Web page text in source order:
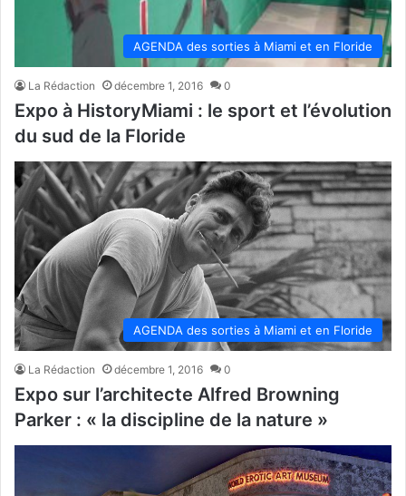
AGENDA des sorties à Miami et en Floride
La Rédaction décembre 1, 2016 0
Expo à HistoryMiami : le sport et l’évolution
du sud de la Floride
AGENDA des sorties à Miami et en Floride
La Rédaction décembre 1, 2016 0
Expo sur l’architecte Alfred Browning
Parker : « la discipline de la nature »